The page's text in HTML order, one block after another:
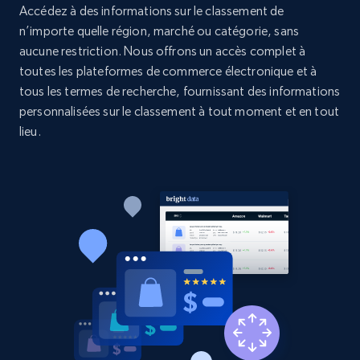
2.1K+ 375+ Commencer
Etsy
322+ Commencer
Etsy - Collect data on products using
specified keywords
URL, Product id, Listing inventory id, Title, Rating,
Accédez à des informations sur le classement de
n’importe quelle région, marché ou catégorie, sans
aucune restriction. Nous offrons un accès complet à
toutes les plateformes de commerce électronique et à
tous les termes de recherche, fournissant des informations
personnalisées sur le classement à tout moment et en tout
lieu.